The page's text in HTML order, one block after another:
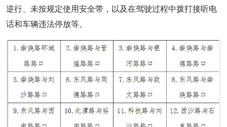
逆行、未按规定使用安全带，以及在驾驶过程中拨打接听电
话和车辆违法停放等。